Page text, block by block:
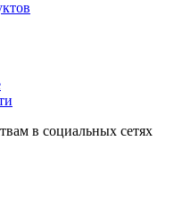
в социальных сетях